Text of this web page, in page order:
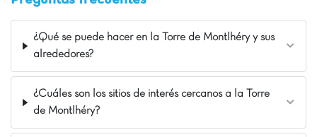
Animaciones festivas, como las fiestas de la espuma,
garantizan momentos de alegría. 🥳 Explore los
alrededores: Disneyland París (20 km), Parc Astérix, la
Torre Eiffel, el Castillo de Vaux-le-Vicomte y la Reserva
La opinión de Carolina
¿Buscas una estancia familiar donde todos
¿Qué se puede hacer en la Torre de Montlhéry y sus
alrededores?
¿Cuáles son los sitios de interés cercanos a la Torre
de Montlhéry?